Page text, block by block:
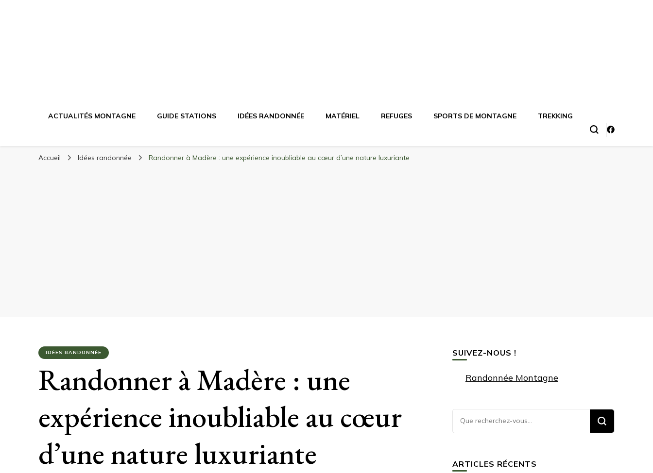
Randonnée Montagne
ACTUALITÉS MONTAGNE GUIDE STATIONS IDÉES RANDONNÉE MATÉRIEL REFUGES SPORTS DE MONTAGNE TREKKING
Accueil Idées randonnée Randonner à Madère : une expérience inoubliable au cœur d’une nature luxuriante
IDÉES RANDONNÉE
Randonner à Madère : une
expérience inoubliable au cœur
d’une nature luxuriante
SUIVEZ-NOUS !
Randonnée Montagne
Vous
recherchiez
ARTICLES RÉCENTS